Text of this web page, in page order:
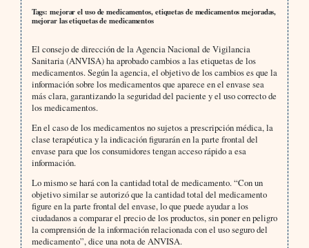
Tags: mejorar el uso de medicamentos, etiquetas de medicamentos mejoradas,
mejorar las etiquetas de medicamentos
El consejo de dirección de la Agencia Nacional de Vigilancia
Sanitaria (ANVISA) ha aprobado cambios a las etiquetas de los
medicamentos. Según la agencia, el objetivo de los cambios es que la
información sobre los medicamentos que aparece en el envase sea
más clara, garantizando la seguridad del paciente y el uso correcto de
los medicamentos.
En el caso de los medicamentos no sujetos a prescripción médica, la
clase terapéutica y la indicación figurarán en la parte frontal del
envase para que los consumidores tengan acceso rápido a esa
información.
Lo mismo se hará con la cantidad total de medicamento. “Con un
objetivo similar se autorizó que la cantidad total del medicamento
figure en la parte frontal del envase, lo que puede ayudar a los
ciudadanos a comparar el precio de los productos, sin poner en peligro
la comprensión de la información relacionada con el uso seguro del
medicamento”, dice una nota de ANVISA.